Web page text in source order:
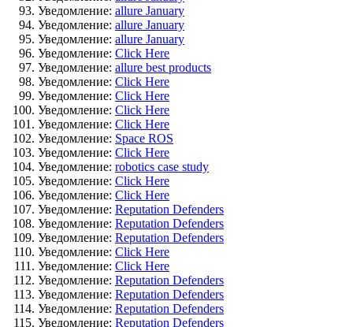
Уведомление: allure January
Уведомление: allure January
Уведомление: allure January
Уведомление: Click Here
Уведомление: allure best products
Уведомление: Click Here
Уведомление: Click Here
Уведомление: Click Here
Уведомление: Click Here
Уведомление: Space ROS
Уведомление: Click Here
Уведомление: robotics case study
Уведомление: Click Here
Уведомление: Click Here
Уведомление: Reputation Defenders
Уведомление: Reputation Defenders
Уведомление: Reputation Defenders
Уведомление: Click Here
Уведомление: Click Here
Уведомление: Reputation Defenders
Уведомление: Reputation Defenders
Уведомление: Reputation Defenders
Уведомление: Reputation Defenders